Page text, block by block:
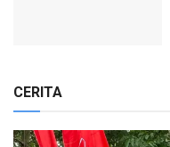
CERITA